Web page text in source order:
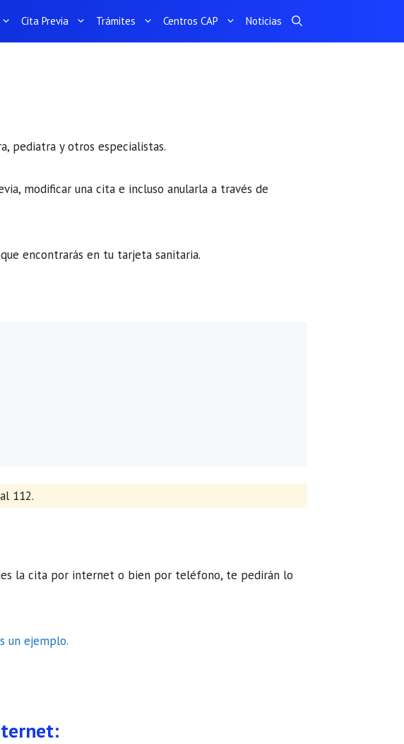
Cita Previa Trámites Centros CAP Noticias
pediatra y otros especialistas.
modificar una cita e incluso anularla a través de
encontrarás en tu tarjeta sanitaria.
112.
la cita por internet o bien por teléfono, te pedirán lo
un ejemplo.